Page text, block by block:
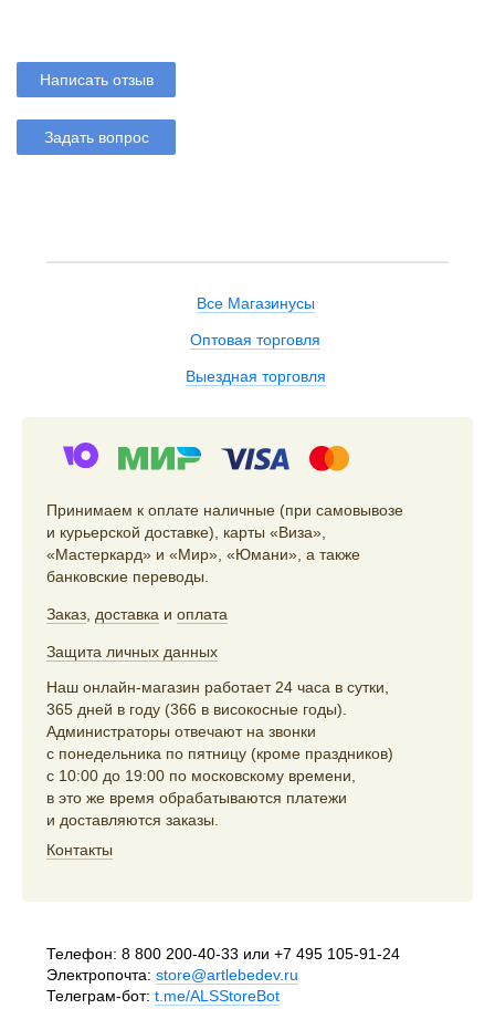
Написать отзыв
Задать вопрос
Все Магазинусы
Оптовая торговля
Выездная торговля
Принимаем к оплате наличные (при самовывозе
и курьерской доставке), карты «Виза»,
«Мастеркард» и «Мир», «Юмани», а также
банковские переводы.
Заказ доставка и оплата
Защита личных данных
Наш онлайн-магазин работает 24 часа в сутки,
365 дней в году (366 в високосные годы).
Администраторы отвечают на звонки
с понедельника по пятницу (кроме праздников)
с 10:00 до 19:00 по московскому времени,
в это же время обрабатываются платежи
и доставляются заказы.
Контакты
Телефон: 8 800 200-40-33 или +7 495 105-91-24
Электропочта: store@artlebedev.ru
Телеграм-бот: t.me/ALSStoreBot